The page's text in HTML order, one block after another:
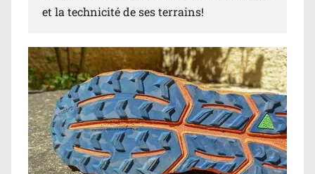
et la technicité de ses terrains!